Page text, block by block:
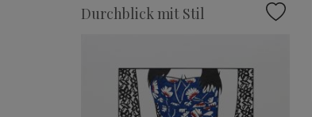
Durchblick mit Stil